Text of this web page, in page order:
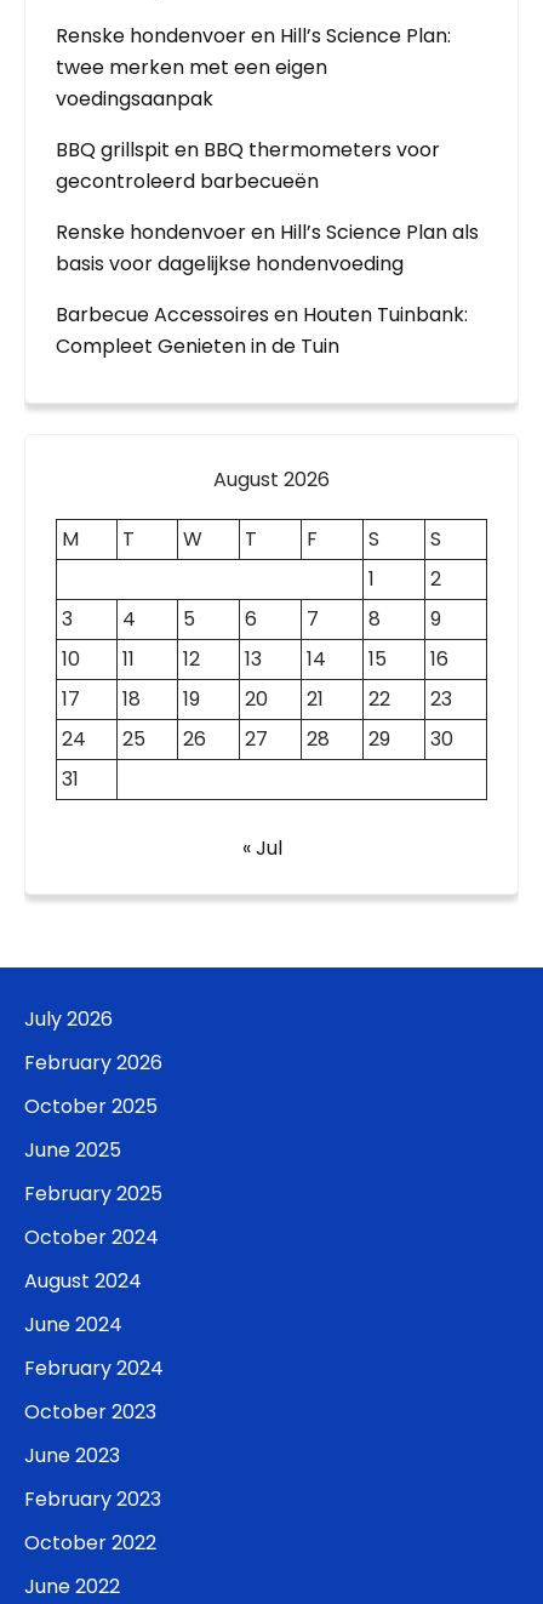
Renske hondenvoer en Hill’s Science Plan:
twee merken met een eigen
voedingsaanpak
BBQ grillspit en BBQ thermometers voor
gecontroleerd barbecueën
Renske hondenvoer en Hill’s Science Plan als
basis voor dagelijkse hondenvoeding
Barbecue Accessoires en Houten Tuinbank:
Compleet Genieten in de Tuin
August 2026
M T W T F S
S
1
2
3
4 5 6 7 8
9
10
11 12 13 14 15
16
17
18 19 20 21 22
23
24
25 26 27 28 29
30
31
« Jul
July 2026
February 2026
October 2025
June 2025
February 2025
October 2024
August 2024
June 2024
February 2024
October 2023
June 2023
February 2023
October 2022
June 2022